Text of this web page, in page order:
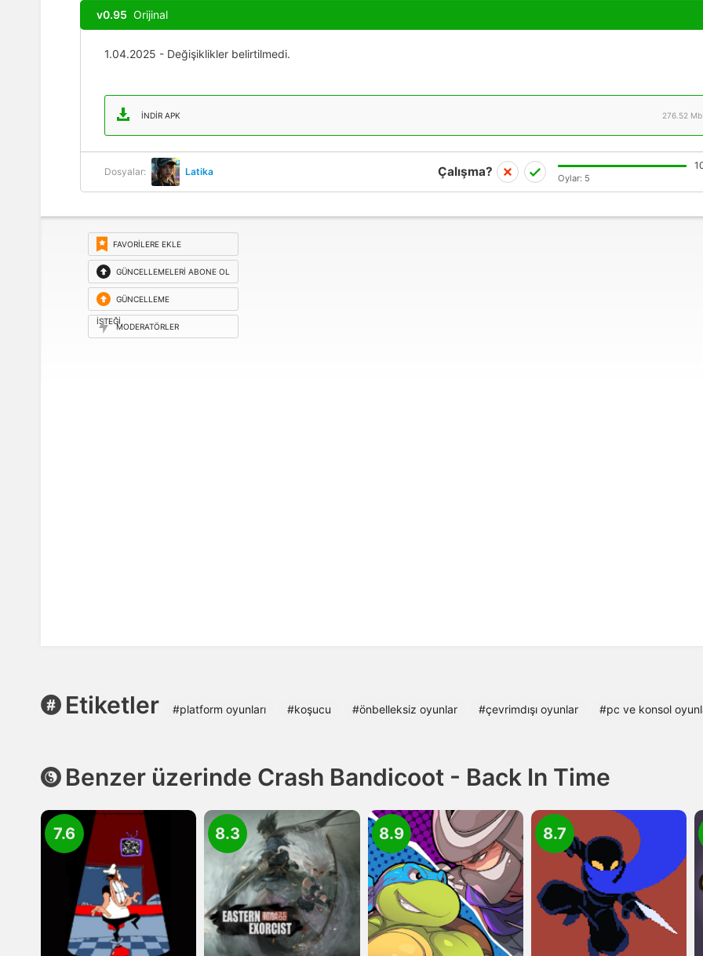
v0.95 Orijinal
1.04.2025 - Değişiklikler belirtilmedi.
İNDIR APK 276.52 Mb
Dosyalar: Latika Çalışma? Oylar: 5
FAVORILERE EKLE
GÜNCELLEMELERI ABONE OL
GÜNCELLEME
ISTEĞI
MODERATÖRLER
Etiketler #platform oyunları #koşucu #önbelleksiz oyunlar #çevrimdışı oyunlar #pc ve konsol
Benzer üzerinde Crash Bandicoot - Back In Time
7.6 8.3 8.9 8.7